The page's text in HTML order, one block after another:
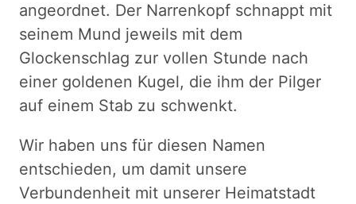
angeordnet. Der Narrenkopf schnappt mit
seinem Mund jeweils mit dem
Glockenschlag zur vollen Stunde nach
einer goldenen Kugel, die ihm der Pilger
auf einem Stab zu schwenkt.
Wir haben uns für diesen Namen
entschieden, um damit unsere
Verbundenheit mit unserer Heimatstadt